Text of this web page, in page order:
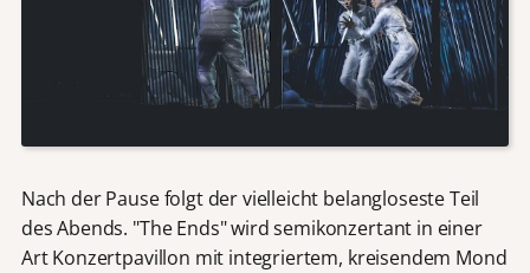
Nach der Pause folgt der vielleicht belangloseste Teil
des Abends. "The Ends" wird semikonzertant in einer
Art Konzertpavillon mit integriertem, kreisendem Mond